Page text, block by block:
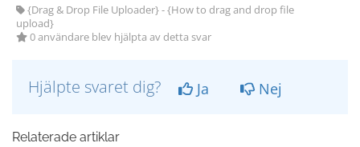
{Drag & Drop File Uploader} - {How to drag and drop file
upload}
0 användare blev hjälpta av detta svar
Hjälpte svaret dig? Ja Nej
Relaterade artiklar